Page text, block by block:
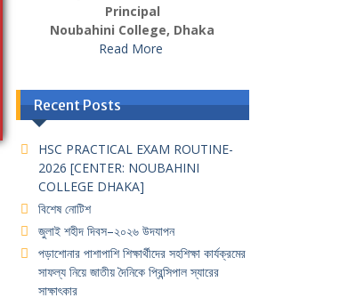
Principal
Noubahini College, Dhaka
Read More
Recent Posts
HSC PRACTICAL EXAM ROUTINE-
2026 [CENTER: NOUBAHINI
COLLEGE DHAKA]
বিশেষ নোটিশ
জুলাই শহীদ দিবস–২০২৬ উদযাপন
পড়াশোনার পাশাপাশি শিক্ষার্থীদের সহশিক্ষা কার্যক্রমের
সাফল্য নিয়ে জাতীয় দৈনিকে প্রিন্সিপাল স্যারের
সাক্ষাৎকার